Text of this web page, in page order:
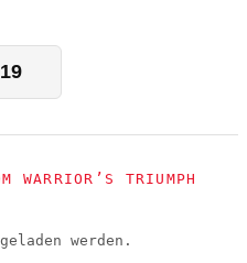
WARRIOR’S TRIUMPH
werden.